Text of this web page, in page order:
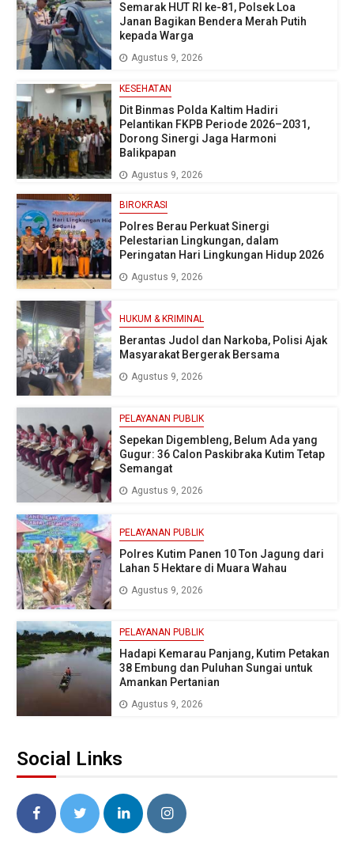
Semarak HUT RI ke-81, Polsek Loa
Janan Bagikan Bendera Merah Putih
kepada Warga
Agustus 9, 2026
KESEHATAN
Dit Binmas Polda Kaltim Hadiri
Pelantikan FKPB Periode 2026–2031,
Dorong Sinergi Jaga Harmoni
Balikpapan
Agustus 9, 2026
BIROKRASI
Polres Berau Perkuat Sinergi
Pelestarian Lingkungan, dalam
Peringatan Hari Lingkungan Hidup 2026
Agustus 9, 2026
HUKUM & KRIMINAL
Berantas Judol dan Narkoba, Polisi Ajak
Masyarakat Bergerak Bersama
Agustus 9, 2026
PELAYANAN PUBLIK
Sepekan Digembleng, Belum Ada yang
Gugur: 36 Calon Paskibraka Kutim Tetap
Semangat
Agustus 9, 2026
PELAYANAN PUBLIK
Polres Kutim Panen 10 Ton Jagung dari
Lahan 5 Hektare di Muara Wahau
Agustus 9, 2026
PELAYANAN PUBLIK
Hadapi Kemarau Panjang, Kutim Petakan
38 Embung dan Puluhan Sungai untuk
Amankan Pertanian
Agustus 9, 2026
Social Links